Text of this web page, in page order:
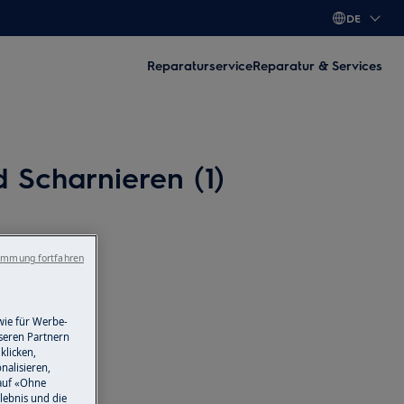
DE
ReparaturserviceReparatur & Services
(1)
für Werbe-
Partnern
«Ohne
und die
fortfahren